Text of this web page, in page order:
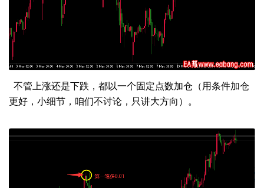
不管上涨还是下跌，都以一个固定点数加仓（用条件加仓
更好，小细节，咱们不讨论，只讲大方向）。